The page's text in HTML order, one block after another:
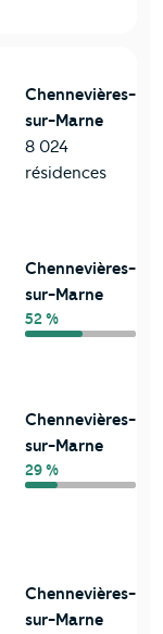
Chennevières-
sur-Marne
8 024
résidences
Chennevières-
sur-Marne
52 %
Chennevières-
sur-Marne
29 %
Chennevières-
sur-Marne